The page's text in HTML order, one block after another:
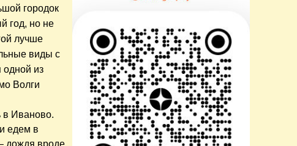
городок
год, но не
лучше
виды с
одной из
Волги
в Иваново.
и едем в